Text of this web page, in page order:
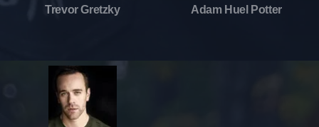
Trevor Gretzky Adam Huel Potter